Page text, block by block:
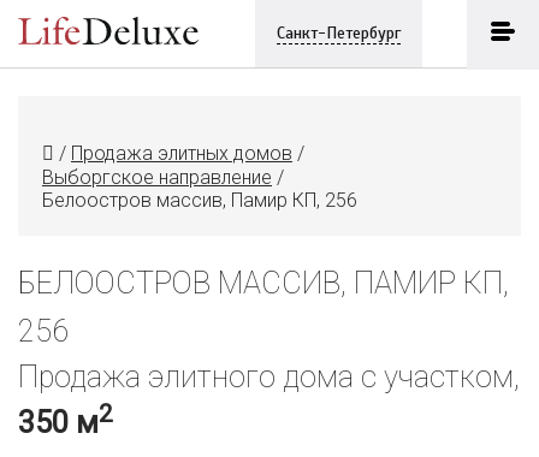
Санкт-Петербург
/ Продажа элитных домов /
Выборгское направление /
Белоостров массив, Памир КП, 256
БЕЛООСТРОВ МАССИВ, ПАМИР КП,
256
Продажа элитного дома с участком,
350 м2